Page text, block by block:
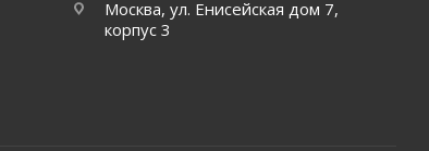
Москва, ул. Енисейская дом 7,
корпус 3